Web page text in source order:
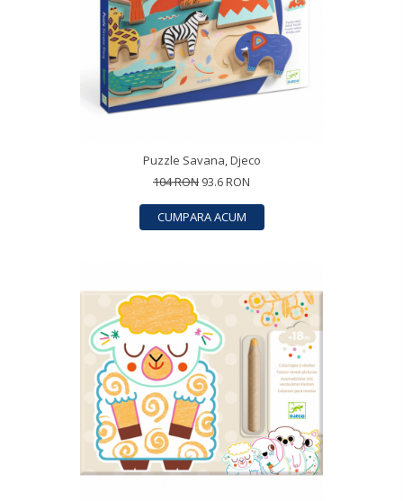
Puzzle Savana, Djeco
104 RON 93.6 RON
CUMPARA ACUM